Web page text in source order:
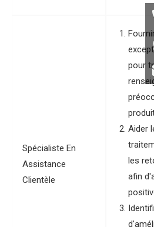
Spécialiste En
Assistance
Clientèle
pour
Aider
les
afin